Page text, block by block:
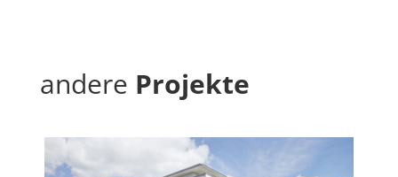
andere Projekte